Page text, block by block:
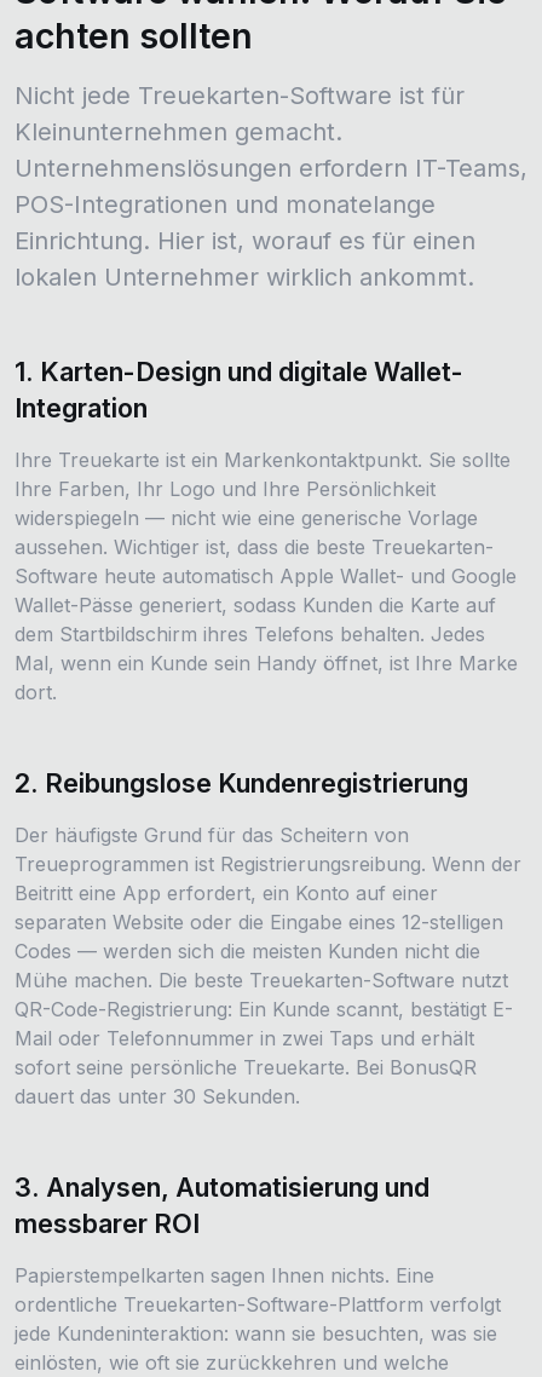
achten sollten
Nicht jede Treuekarten-Software ist für
Kleinunternehmen gemacht.
Unternehmenslösungen erfordern IT-Teams,
POS-Integrationen und monatelange
Einrichtung. Hier ist, worauf es für einen
lokalen Unternehmer wirklich ankommt.
1. Karten-Design und digitale Wallet-
Integration
Ihre Treuekarte ist ein Markenkontaktpunkt. Sie sollte
Ihre Farben, Ihr Logo und Ihre Persönlichkeit
widerspiegeln — nicht wie eine generische Vorlage
aussehen. Wichtiger ist, dass die beste Treuekarten-
Software heute automatisch Apple Wallet- und Google
Wallet-Pässe generiert, sodass Kunden die Karte auf
dem Startbildschirm ihres Telefons behalten. Jedes
Mal, wenn ein Kunde sein Handy öffnet, ist Ihre Marke
dort.
2. Reibungslose Kundenregistrierung
Der häufigste Grund für das Scheitern von
Treueprogrammen ist Registrierungsreibung. Wenn der
Beitritt eine App erfordert, ein Konto auf einer
separaten Website oder die Eingabe eines 12-stelligen
Codes — werden sich die meisten Kunden nicht die
Mühe machen. Die beste Treuekarten-Software nutzt
QR-Code-Registrierung: Ein Kunde scannt, bestätigt E-
Mail oder Telefonnummer in zwei Taps und erhält
sofort seine persönliche Treuekarte. Bei BonusQR
dauert das unter 30 Sekunden.
3. Analysen, Automatisierung und
messbarer ROI
Papierstempelkarten sagen Ihnen nichts. Eine
ordentliche Treuekarten-Software-Plattform verfolgt
jede Kundeninteraktion: wann sie besuchten, was sie
einlösten, wie oft sie zurückkehren und welche